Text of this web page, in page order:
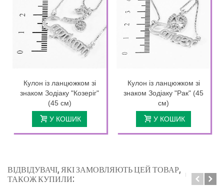
Кулон із ланцюжком зі
знаком Зодіаку "Козеріг"
(45 см)
У КОШИК
Кулон із ланцюжком зі
знаком Зодіаку "Рак" (45
см)
У КОШИК
ВІДВІДУВАЧІ, ЯКІ ЗАМОВЛЯЮТЬ ЦЕЙ ТОВАР,
ТАКОЖ КУПИЛИ: